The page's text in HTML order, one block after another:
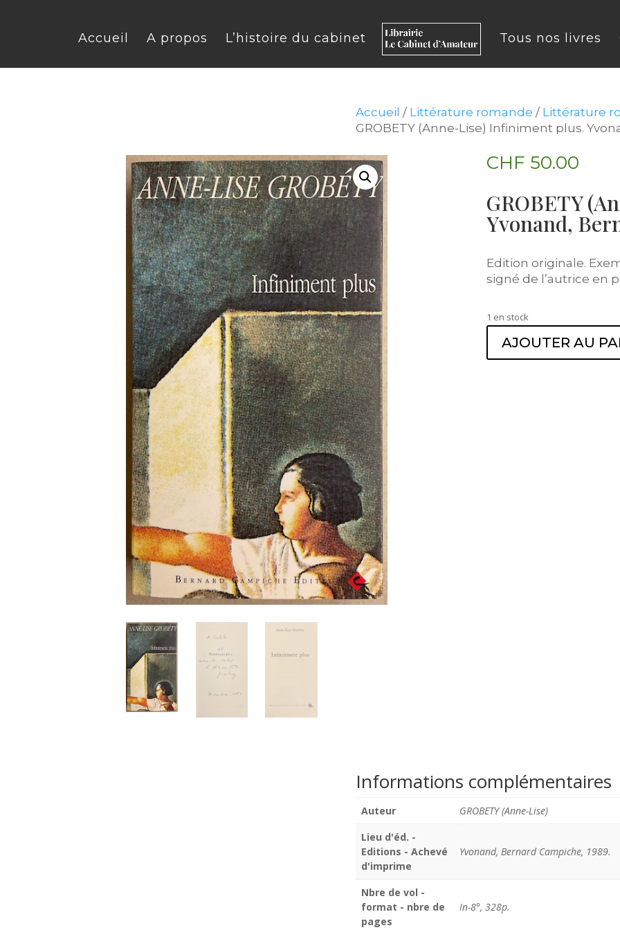
Accueil A propos L’histoire du cabinet Tous nos livres
Accueil / Littérature romande / Littérature
GROBETY (Anne-Lise) Infiniment plus.
CHF 50.00
GROBETY
Yvonand,
Edition originale.
signé de l’autrice en
1 en stock
AJOUTER AU
Informations complémentaires
Auteur
GROBETY (Anne-Lise)
Lieu d'éd. -
Editions - Achevé
d'imprime
Yvonand, Bernard Campiche, 1989.
Nbre de vol -
format - nbre de
pages
In-8°, 328p.